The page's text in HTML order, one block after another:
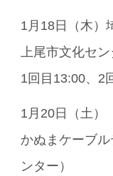
1月18日（木）
上尾市文化セ
1回目13:00、2
1月20日（土
かぬまケーブ
ンター）